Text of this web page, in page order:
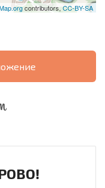
contributors,CC-BY-SA